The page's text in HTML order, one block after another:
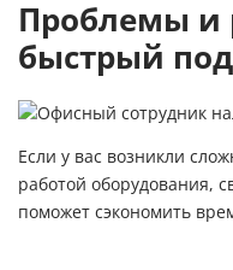
Проблемы и
быстрый
Если у вас возникли
работой оборудования,
поможет сэкономить